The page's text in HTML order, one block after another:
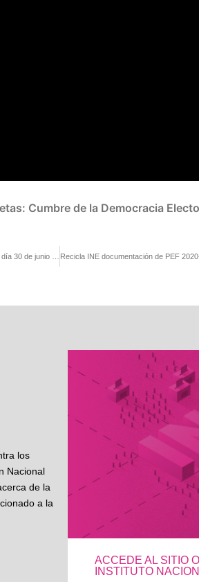
Cumbre de la Democracia
los
Nacional
de la
a la
ACCEDE AL SITIO
INSTITUTO